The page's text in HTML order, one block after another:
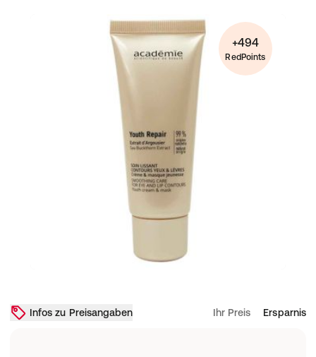
+494
RedPoints
Infos zu Preisangaben Ihr Preis Ersparnis